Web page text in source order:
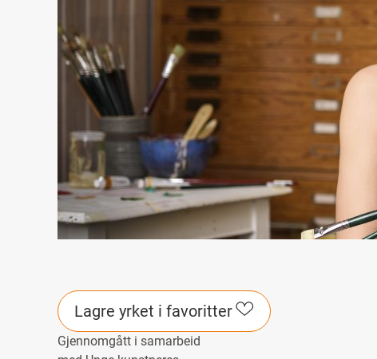
Lagre yrket i favoritter
Gjennomgått i samarbeid